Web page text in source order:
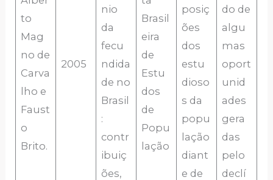
to
Mag
no de
Carva
lho e
Faust
o
Brito.
2005
nio
da
fecu
ndida
de no
Brasil
:
contr
ibuiç
ões,
Brasil
eira
de
Estu
dos
de
Popu
lação
posiç
ões
dos
estu
dioso
s da
popu
lação
diant
e de
do de
algu
mas
oport
unid
ades
gera
das
pelo
declí